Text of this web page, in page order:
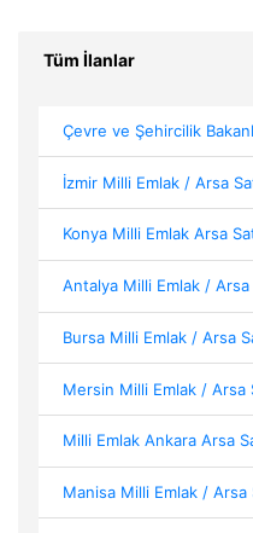
Tüm İlanlar
Çevre ve Şehircilik
İzmir Milli Emlak / Arsa
Konya Milli Emlak Arsa
Antalya Milli Emlak / Arsa
Bursa Milli Emlak / Arsa
Mersin Milli Emlak / Arsa
Milli Emlak Ankara Arsa
Manisa Milli Emlak / Arsa